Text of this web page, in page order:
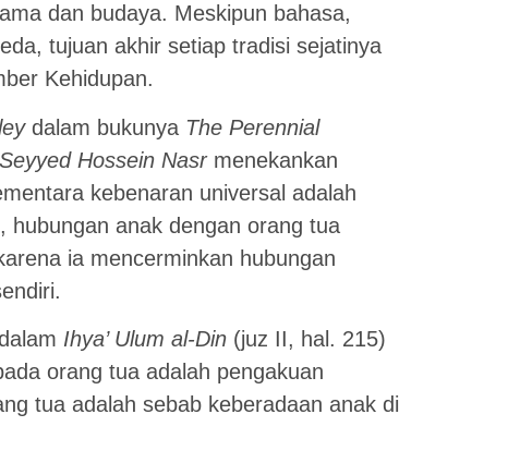
dan budaya. Meskipun bahasa,
tujuan akhir setiap tradisi sejatinya
Kehidupan.
dalam bukunya The Perennial
Seyyed Hossein Nasrmenekankan
kebenaran universal adalah
hubungan anak dengan orang tua
ia mencerminkan hubungan
Ihya’ Ulum al-Din (juz II, hal. 215)
orang tua adalah pengakuan
tua adalah sebab keberadaan anak di